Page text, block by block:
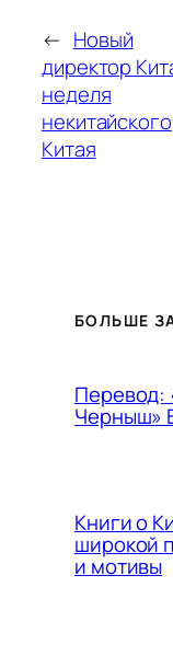
← Новый
директор
неделя
некитайского
Китая
БОЛЬШЕ
Перевод:
Черныш»
Книги о
широкой
и мотивы